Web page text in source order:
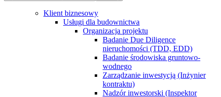
Klient biznesowy
Usługi dla budownictwa
Organizacja projektu
Badanie Due Diligence
nieruchomości (TDD, EDD)
Badanie środowiska gruntowo-
wodnego
Zarządzanie inwestycją (Inżynier
kontraktu)
Nadzór inwestorski (Inspektor